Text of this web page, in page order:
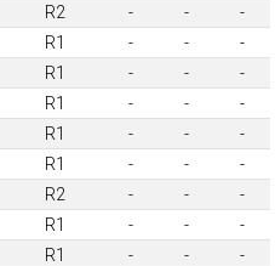
R2 - -
-
R1 - -
-
R1 - -
-
R1 - -
-
R1 - -
-
R1 - -
-
R2 - -
-
R1 - -
-
R1 - -
-